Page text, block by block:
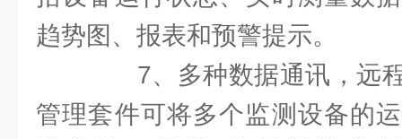
趋势图、报表和预警提示。
7、多种数据通讯，远程
管理套件可将多个监测设备的